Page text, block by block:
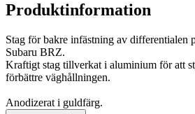
Produktinformation
Stag för bakre infästning av differentialen
Subaru BRZ.
Kraftigt stag tillverkat i aluminium för att
förbättre väghållningen.
Anodizerat i guldfärg.